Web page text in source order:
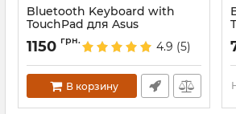
Bluetooth Keyboard with
TouchPad для Asus
Transformer
Артикул: 2006
1150 грн. 4.9 (5)
В корзину